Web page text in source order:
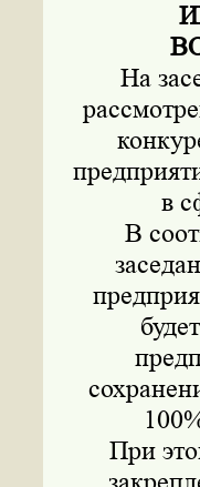
На
в
В
При